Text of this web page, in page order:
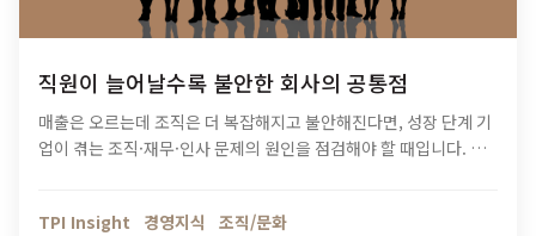
직원이 늘어날수록 불안한 회사의 공통점
매출은 오르는데 조직은 더 복잡해지고 불안해진다면, 성장 단계 기
업이 겪는 조직·재무·인사 문제의 원인을 점검해야 할 때입니다. 티
TPI Insight
경영지식 조직/문화